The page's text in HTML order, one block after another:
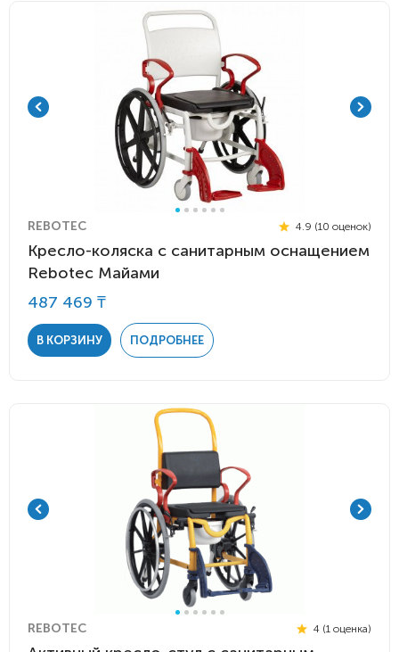
REBOTEC 4.9 (10 оценок)
Кресло-коляска с санитарным оснащением
Rebotec Майами
487 469 ₸
В КОРЗИНУ ПОДРОБНЕЕ
REBOTEC 4 (1 оценка)